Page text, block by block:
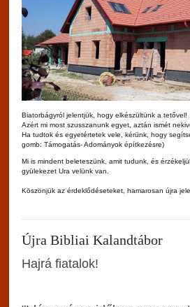
Biatorbágyról jelentjük, hogy elkészültünk a tetővel!
Azért mi most szusszanunk egyet, aztán ismét
Ha tudtok és egyetértetek vele, kérünk, hogy
gomb: Támogatás- Adományok építkezésre)
Mi is mindent beleteszünk, amit tudunk, és
gyülekezet Ura velünk van.
Köszönjük az érdeklődéseteket, hamarosan újra
Újra Bibliai Kalandtábor
Hajrá fiatalok!